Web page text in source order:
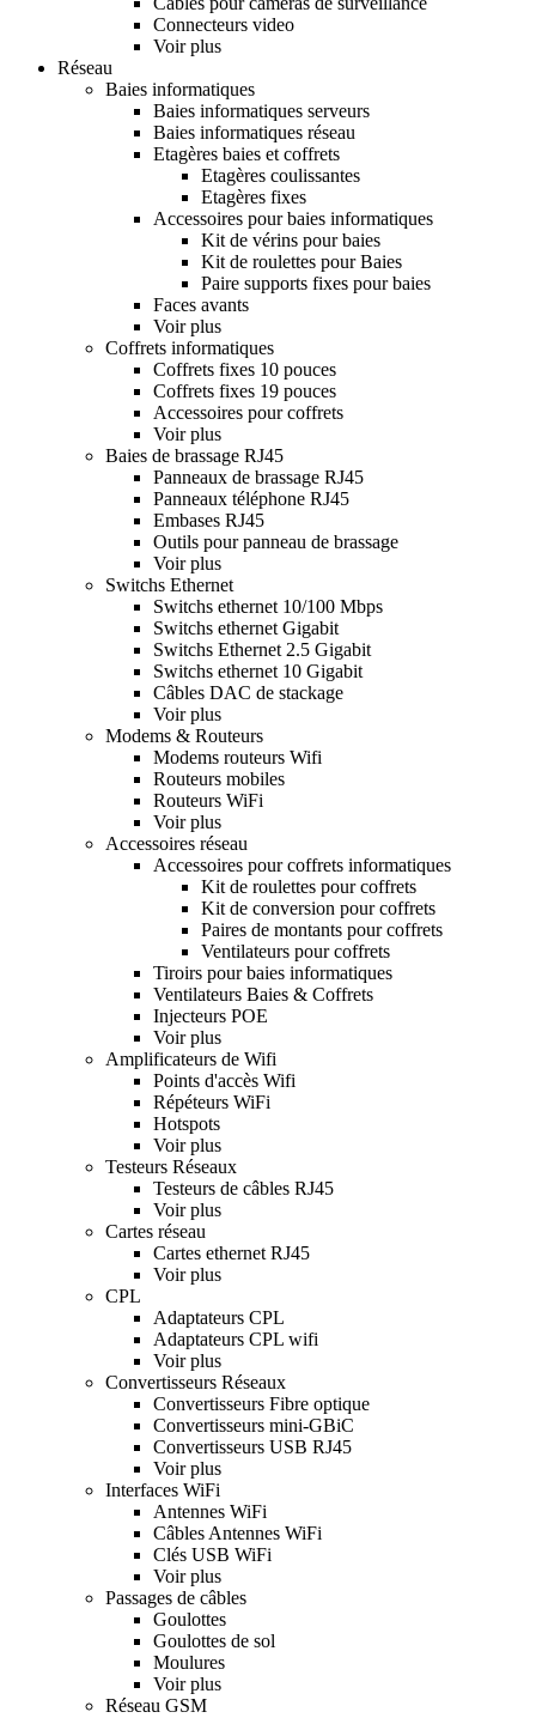
Connecteurs video
Voir plus
Réseau
Baies informatiques
Baies informatiques serveurs
Baies informatiques réseau
Etagères baies et coffrets
Etagères coulissantes
Etagères fixes
Accessoires pour baies informatiques
Kit de vérins pour baies
Kit de roulettes pour Baies
Paire supports fixes pour baies
Faces avants
Voir plus
Coffrets informatiques
Coffrets fixes 10 pouces
Coffrets fixes 19 pouces
Accessoires pour coffrets
Voir plus
Baies de brassage RJ45
Panneaux de brassage RJ45
Panneaux téléphone RJ45
Embases RJ45
Outils pour panneau de brassage
Voir plus
Switchs Ethernet
Switchs ethernet 10/100 Mbps
Switchs ethernet Gigabit
Switchs Ethernet 2.5 Gigabit
Switchs ethernet 10 Gigabit
Câbles DAC de stackage
Voir plus
Modems & Routeurs
Modems routeurs Wifi
Routeurs mobiles
Routeurs WiFi
Voir plus
Accessoires réseau
Accessoires pour coffrets informatiques
Kit de roulettes pour coffrets
Kit de conversion pour coffrets
Paires de montants pour coffrets
Ventilateurs pour coffrets
Tiroirs pour baies informatiques
Ventilateurs Baies & Coffrets
Injecteurs POE
Voir plus
Amplificateurs de Wifi
Points d'accès Wifi
Répéteurs WiFi
Hotspots
Voir plus
Testeurs Réseaux
Testeurs de câbles RJ45
Voir plus
Cartes réseau
Cartes ethernet RJ45
Voir plus
CPL
Adaptateurs CPL
Adaptateurs CPL wifi
Voir plus
Convertisseurs Réseaux
Convertisseurs Fibre optique
Convertisseurs mini-GBiC
Convertisseurs USB RJ45
Voir plus
Interfaces WiFi
Antennes WiFi
Câbles Antennes WiFi
Clés USB WiFi
Voir plus
Passages de câbles
Goulottes
Goulottes de sol
Moulures
Voir plus
Réseau GSM